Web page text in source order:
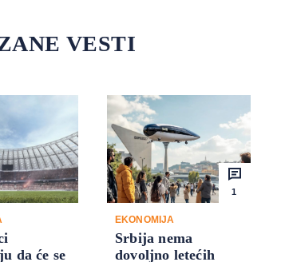
VESTI
da će se
1
EKONOMIJA
Srbija nema
dovoljno letećih